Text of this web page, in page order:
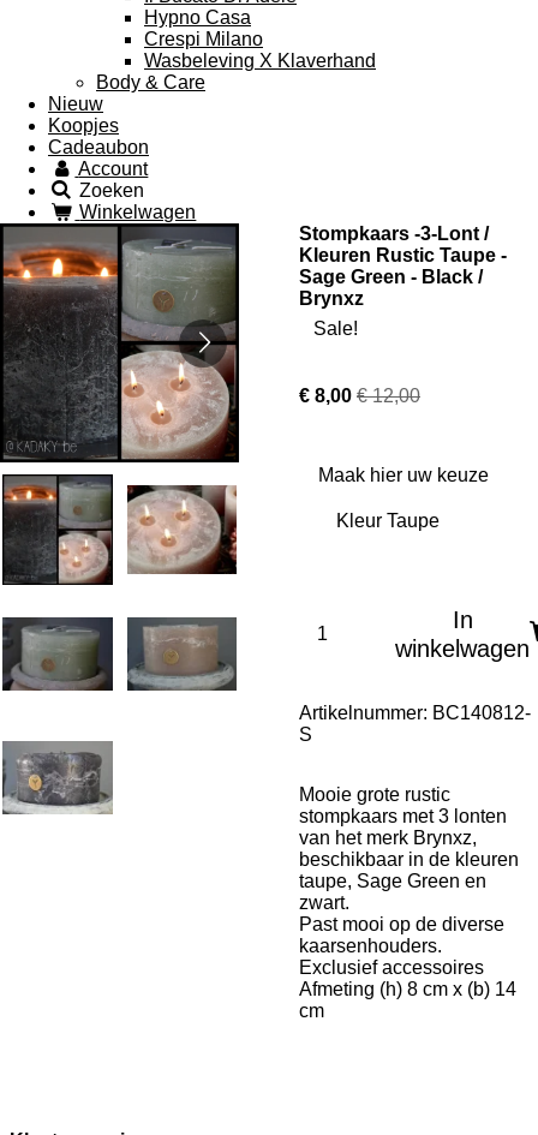
Hypno Casa
Crespi Milano
Wasbeleving X Klaverhand
Body & Care
Nieuw
Koopjes
Cadeaubon
Account
Zoeken
Winkelwagen
Stompkaars -3-Lont /
Kleuren Rustic Taupe -
Sage Green - Black /
Brynxz
Sale!
€ 8,00 € 12,00
Maak hier uw keuze
In
winkelwagen
Artikelnummer: BC140812-
S
Mooie grote rustic
stompkaars met 3 lonten
van het merk Brynxz,
beschikbaar in de kleuren
taupe, Sage Green en
zwart.
Past mooi op de diverse
kaarsenhouders.
Exclusief accessoires
Afmeting (h) 8 cm x (b) 14
cm